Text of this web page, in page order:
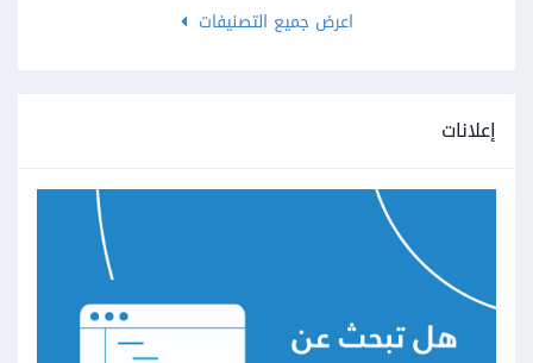
اعرض جميع التصنيفات
إعلانات